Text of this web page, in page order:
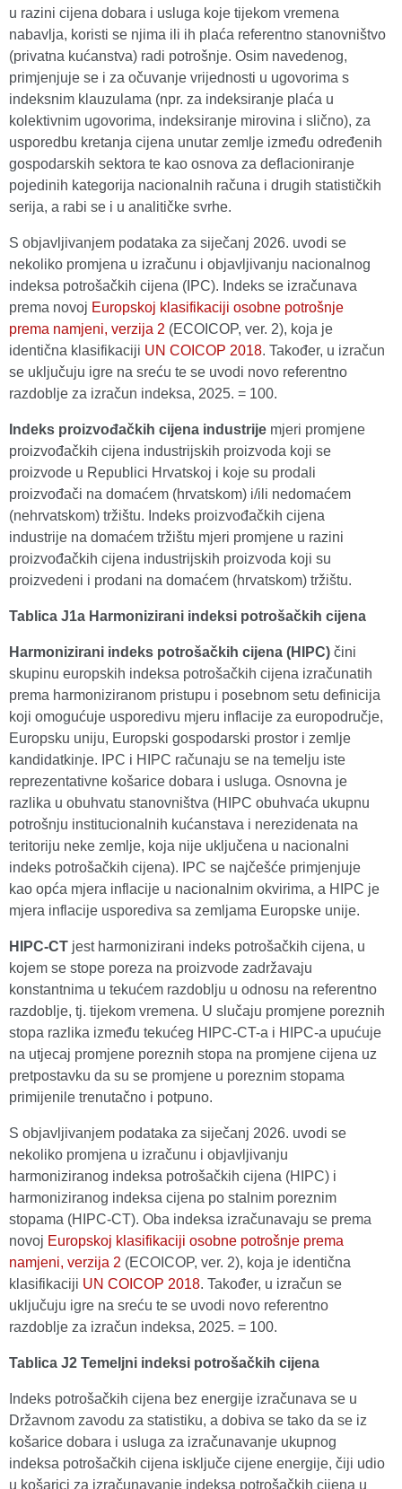
u razini cijena dobara i usluga koje tijekom vremena
nabavlja, koristi se njima ili ih plaća referentno stanovništvo
(privatna kućanstva) radi potrošnje. Osim navedenog,
primjenjuje se i za očuvanje vrijednosti u ugovorima s
indeksnim klauzulama (npr. za indeksiranje plaća u
kolektivnim ugovorima, indeksiranje mirovina i slično), za
usporedbu kretanja cijena unutar zemlje između određenih
gospodarskih sektora te kao osnova za deflacioniranje
pojedinih kategorija nacionalnih računa i drugih statističkih
serija, a rabi se i u analitičke svrhe.
S objavljivanjem podataka za siječanj 2026. uvodi se
nekoliko promjena u izračunu i objavljivanju nacionalnog
indeksa potrošačkih cijena (IPC). Indeks se izračunava
prema novoj Europskoj klasifikaciji osobne potrošnje
prema namjeni, verzija 2 (ECOICOP, ver. 2), koja je
identična klasifikaciji UN COICOP 2018. Također, u izračun
se uključuju igre na sreću te se uvodi novo referentno
razdoblje za izračun indeksa, 2025. = 100.
Indeks proizvođačkih cijena industrije mjeri promjene
proizvođačkih cijena industrijskih proizvoda koji se
proizvode u Republici Hrvatskoj i koje su prodali
proizvođači na domaćem (hrvatskom) i/ili nedomaćem
(nehrvatskom) tržištu. Indeks proizvođačkih cijena
industrije na domaćem tržištu mjeri promjene u razini
proizvođačkih cijena industrijskih proizvoda koji su
proizvedeni i prodani na domaćem (hrvatskom) tržištu.
Tablica J1a Harmonizirani indeksi potrošačkih cijena
Harmonizirani indeks potrošačkih cijena (HIPC) čini
skupinu europskih indeksa potrošačkih cijena izračunatih
prema harmoniziranom pristupu i posebnom setu definicija
koji omogućuje usporedivu mjeru inflacije za europodručje,
Europsku uniju, Europski gospodarski prostor i zemlje
kandidatkinje. IPC i HIPC računaju se na temelju iste
reprezentativne košarice dobara i usluga. Osnovna je
razlika u obuhvatu stanovništva (HIPC obuhvaća ukupnu
potrošnju institucionalnih kućanstava i nerezidenata na
teritoriju neke zemlje, koja nije uključena u nacionalni
indeks potrošačkih cijena). IPC se najčešće primjenjuje
kao opća mjera inflacije u nacionalnim okvirima, a HIPC je
mjera inflacije usporediva sa zemljama Europske unije.
HIPC-CT jest harmonizirani indeks potrošačkih cijena, u
kojem se stope poreza na proizvode zadržavaju
konstantnima u tekućem razdoblju u odnosu na referentno
razdoblje, tj. tijekom vremena. U slučaju promjene poreznih
stopa razlika između tekućeg HIPC-CT-a i HIPC-a upućuje
na utjecaj promjene poreznih stopa na promjene cijena uz
pretpostavku da su se promjene u poreznim stopama
primijenile trenutačno i potpuno.
S objavljivanjem podataka za siječanj 2026. uvodi se
nekoliko promjena u izračunu i objavljivanju
harmoniziranog indeksa potrošačkih cijena (HIPC) i
harmoniziranog indeksa cijena po stalnim poreznim
stopama (HIPC-CT). Oba indeksa izračunavaju se prema
novoj Europskoj klasifikaciji osobne potrošnje prema
namjeni, verzija 2 (ECOICOP, ver. 2), koja je identična
klasifikaciji UN COICOP 2018. Također, u izračun se
uključuju igre na sreću te se uvodi novo referentno
razdoblje za izračun indeksa, 2025. = 100.
Tablica J2 Temeljni indeksi potrošačkih cijena
Indeks potrošačkih cijena bez energije izračunava se u
Državnom zavodu za statistiku, a dobiva se tako da se iz
košarice dobara i usluga za izračunavanje ukupnog
indeksa potrošačkih cijena isključe cijene energije, čiji udio
u košarici za izračunavanje indeksa potrošačkih cijena u